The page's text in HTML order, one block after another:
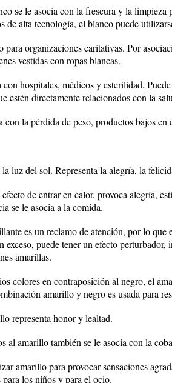
se le asocia con la frescura y la limpieza
de alta tecnología, el blanco puede
organizaciones caritativas. Por
vestidas con ropas blancas.
hospitales, médicos y esterilidad.
estén directamente relacionados con la
con la pérdida de peso, productos bajos
luz del sol. Representa la alegría, la
de entrar en calor, provoca alegría,
se le asocia a la comida.
es un reclamo de atención, por lo que
exceso, puede tener un efecto
amarillas.
colores en contraposición al negro, el
amarillo y negro es usada para
representa honor y lealtad.
al amarillo también se le asocia con la
amarillo para provocar sensaciones
los niños y para el ocio.